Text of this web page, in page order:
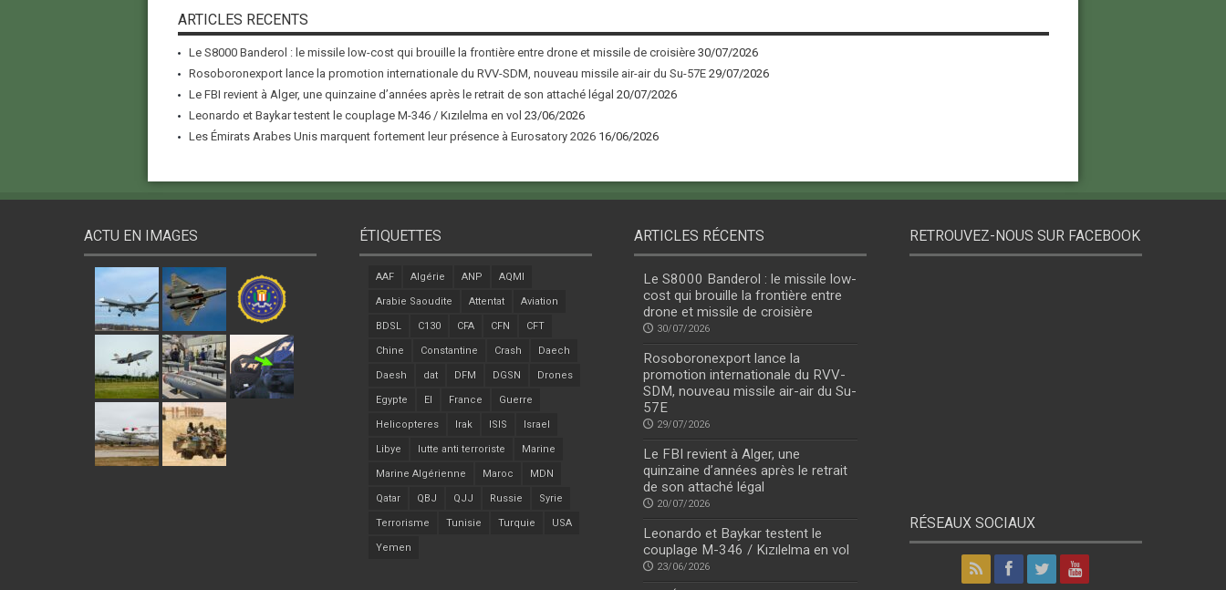
ARTICLES RECENTS
Le S8000 Banderol : le missile low-cost qui brouille la frontière entre drone et missile de croisière 30/07/2026
Rosoboronexport lance la promotion internationale du RVV-SDM, nouveau missile air-air du Su-57E 29/07/2026
Le FBI revient à Alger, une quinzaine d’années après le retrait de son attaché légal 20/07/2026
Leonardo et Baykar testent le couplage M-346 / Kızılelma en vol 23/06/2026
Les Émirats Arabes Unis marquent fortement leur présence à Eurosatory 2026 16/06/2026
ACTU EN IMAGES ÉTIQUETTES
AAF Algérie ANP AQMI
Arabie Saoudite Attentat Aviation
BDSL C130 CFA CFN CFT
Chine Constantine Crash Daech
Daesh dat DFM DGSN Drones
Egypte EI France Guerre
Helicopteres Irak ISIS Israel
Libye lutte anti terroriste Marine
Marine Algérienne Maroc MDN
Qatar QBJ QJJ Russie Syrie
Terrorisme Tunisie Turquie USA
Yemen
ARTICLES RÉCENTS
Le S8000 Banderol : le missile low-
cost qui brouille la frontière entre
drone et missile de croisière
30/07/2026
Rosoboronexport lance la
promotion internationale du RVV-
SDM, nouveau missile air-air du Su-
57E
29/07/2026
Le FBI revient à Alger, une
quinzaine d’années après le retrait
de son attaché légal
20/07/2026
Leonardo et Baykar testent le
couplage M-346 / Kızılelma en vol
23/06/2026
RETROUVEZ-NOUS SUR FACEBOOK
RÉSEAUX SOCIAUX